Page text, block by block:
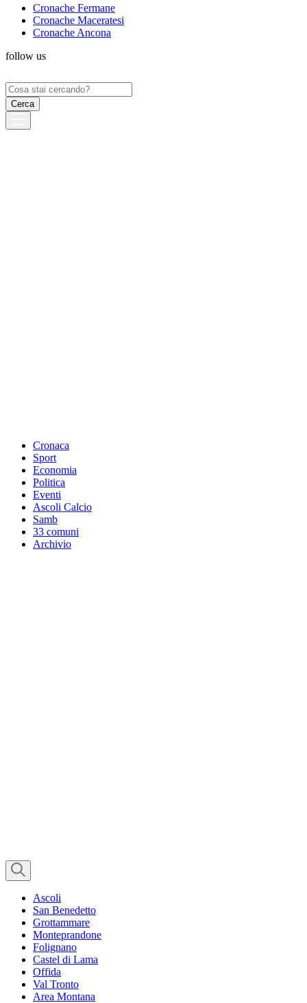
Cronache Fermane
Cronache Maceratesi
Cronache Ancona
follow us
Ricerca
per:
Cronaca
Sport
Economia
Politica
Eventi
Ascoli Calcio
Samb
33 comuni
Archivio
Ascoli
San Benedetto
Grottammare
Monteprandone
Folignano
Castel di Lama
Offida
Val Tronto
Area Montana